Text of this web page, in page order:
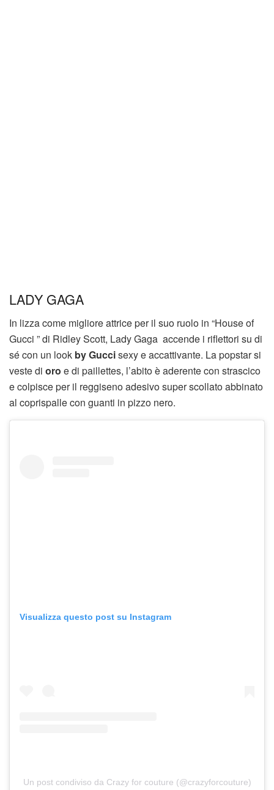
LADY GAGA
In lizza come migliore attrice per il suo ruolo in “House of
Gucci ” di Ridley Scott, Lady Gaga accende i riflettori su di
sé con un look by Guccisexy e accattivante. La popstar si
veste di oro e di paillettes, l’abito è aderente con strascico
e colpisce per il reggiseno adesivo super scollato abbinato
al coprispalle con guanti in pizzo nero.
Visualizza questo post su Instagram
Un post condiviso da Crazy for couture (@crazyforcouture)